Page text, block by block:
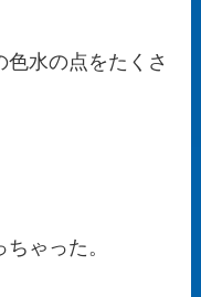
水の点をたくさ
ゃった。